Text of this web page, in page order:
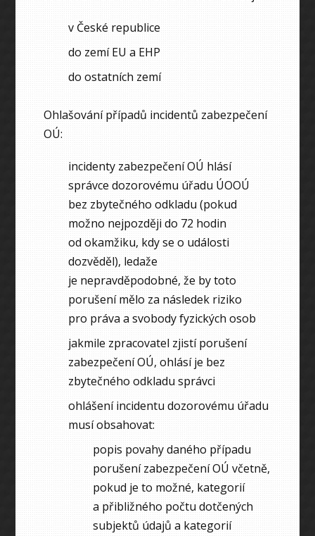
v České republice
do zemí EU a EHP
do ostatních zemí
Ohlašování případů incidentů zabezpečení
OÚ:
incidenty zabezpečení OÚ hlásí
správce dozorovému úřadu ÚOOÚ
bez zbytečného odkladu (pokud
možno nejpozději do 72 hodin
od okamžiku, kdy se o události
dozvěděl), ledaže
je nepravděpodobné, že by toto
porušení mělo za následek riziko
pro práva a svobody fyzických osob
jakmile zpracovatel zjistí porušení
zabezpečení OÚ, ohlásí je bez
zbytečného odkladu správci
ohlášení incidentu dozorovému úřadu
musí obsahovat:
popis povahy daného případu
porušení zabezpečení OÚ včetně,
pokud je to možné, kategorií
a přibližného počtu dotčených
subjektů údajů a kategorií